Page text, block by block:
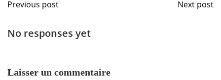
de
Previous post Next post
No responses yet
Laisser un commentaire